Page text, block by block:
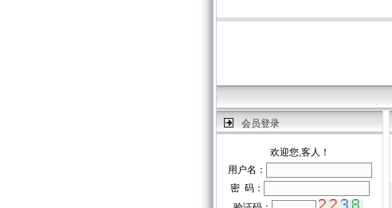
会员登录
欢迎您,客人！
用户名：
密 码：